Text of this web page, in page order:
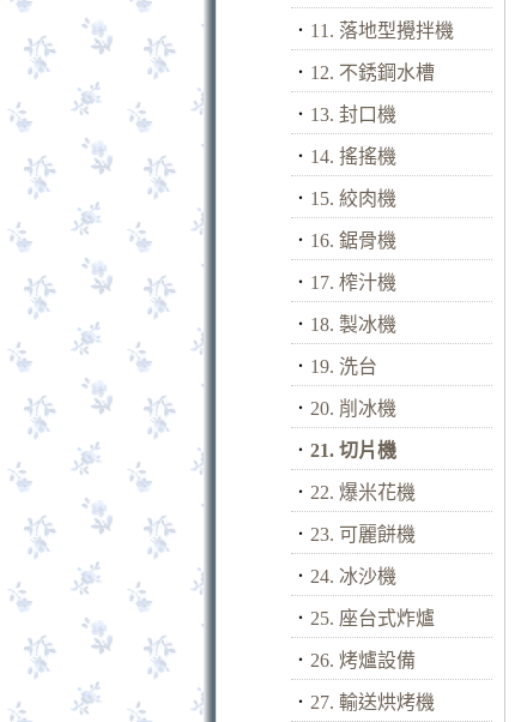
． 11. 落地型攪拌機
． 12. 不銹鋼水槽
． 13. 封口機
． 14. 搖搖機
． 15. 絞肉機
． 16. 鋸骨機
． 17. 榨汁機
． 18. 製冰機
． 19. 洗台
． 20. 削冰機
． 21. 切片機
． 22. 爆米花機
． 23. 可麗餅機
． 24. 冰沙機
． 25. 座台式炸爐
． 26. 烤爐設備
． 27. 輸送烘烤機